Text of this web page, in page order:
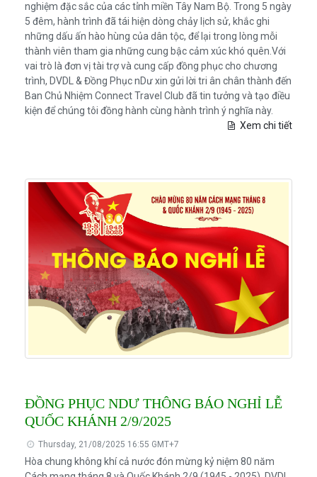
nghiệm đặc sắc của các tỉnh miền Tây Nam Bộ. Trong 5 ngày
5 đêm, hành trình đã tái hiện dòng chảy lịch sử, khắc ghi
những dấu ấn hào hùng của dân tộc, để lại trong lòng mỗi
thành viên tham gia những cung bậc cảm xúc khó quên.Với
vai trò là đơn vị tài trợ và cung cấp đồng phục cho chương
trình, DVDL & Đồng Phục nDư xin gửi lời tri ân chân thành đến
Ban Chủ Nhiệm Connect Travel Club đã tin tưởng và tạo điều
kiện để chúng tôi đồng hành cùng hành trình ý nghĩa này.
Xem chi tiết
ĐỒNG PHỤC NDƯ THÔNG BÁO NGHỈ LỄ
QUỐC KHÁNH 2/9/2025
Thursday, 21/08/2025 16:55 GMT+7
Hòa chung không khí cả nước đón mừng kỷ niệm 80 năm